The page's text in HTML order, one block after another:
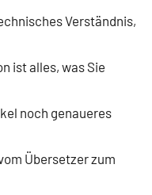
Verständnis,
ist alles, was Sie
noch genaueres
Übersetzer zum